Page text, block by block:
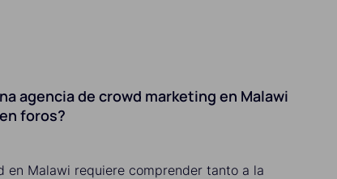
agencia de crowd marketing en Malawi
foros?
en Malawi requiere comprender tanto a la